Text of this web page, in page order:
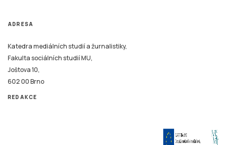
ADRESA
Katedra mediálních studií a žurnalistiky,
Fakulta sociálních studií MU,
Joštova 10,
602 00 Brno
REDAKCE